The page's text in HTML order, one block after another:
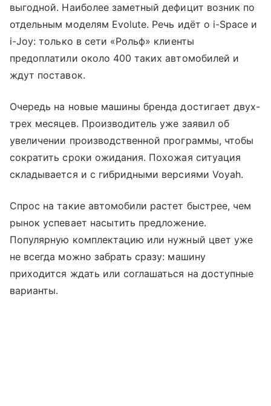
выгодной. Наиболее заметный дефицит возник по
отдельным моделям Evolute. Речь идёт о i-Space и
i-Joy: только в сети «Рольф» клиенты
предоплатили около 400 таких автомобилей и
ждут поставок.
Очередь на новые машины бренда достигает двух-
трех месяцев. Производитель уже заявил об
увеличении производственной программы, чтобы
сократить сроки ожидания. Похожая ситуация
складывается и с гибридными версиями Voyah.
Спрос на такие автомобили растет быстрее, чем
рынок успевает насытить предложение.
Популярную комплектацию или нужный цвет уже
не всегда можно забрать сразу: машину
приходится ждать или соглашаться на доступные
варианты.